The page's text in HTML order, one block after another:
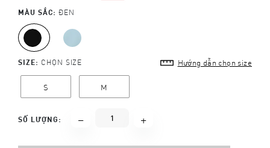
MÀU SẮC: ĐEN
SIZE: CHỌN SIZE Hướng dẫn chọn size
S M
SỐ LƯỢNG: